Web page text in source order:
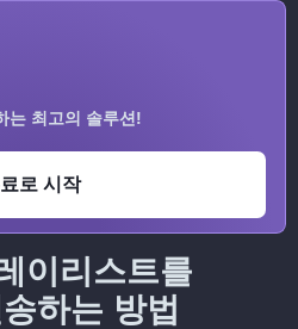
는 최고의 솔루션!
로 시작
이리스트를
하는 방법